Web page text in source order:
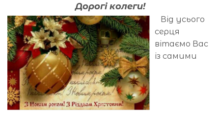
Дорогі колеги!
Від усього
серця
вітаємо Вас
із самими